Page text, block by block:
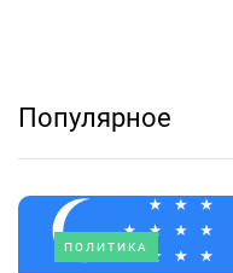
Популярное
ПОЛИТИКА